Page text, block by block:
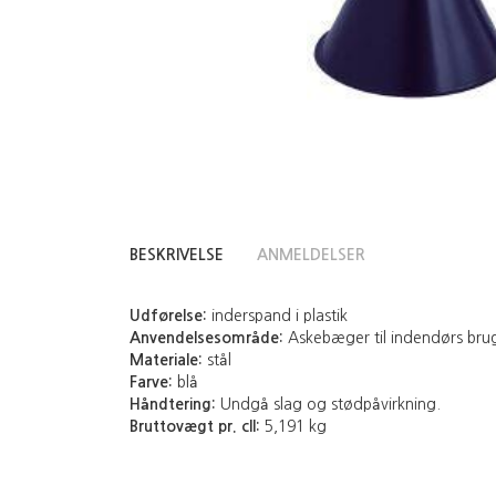
BESKRIVELSE ANMELDELSER
Udførelse: inderspand i plastik
Anvendelsesområde: Askebæger til indendørs
Materiale: stål
Farve: blå
Håndtering: Undgå slag og stødpåvirkning.
Bruttovægt pr. cll: 5,191 kg